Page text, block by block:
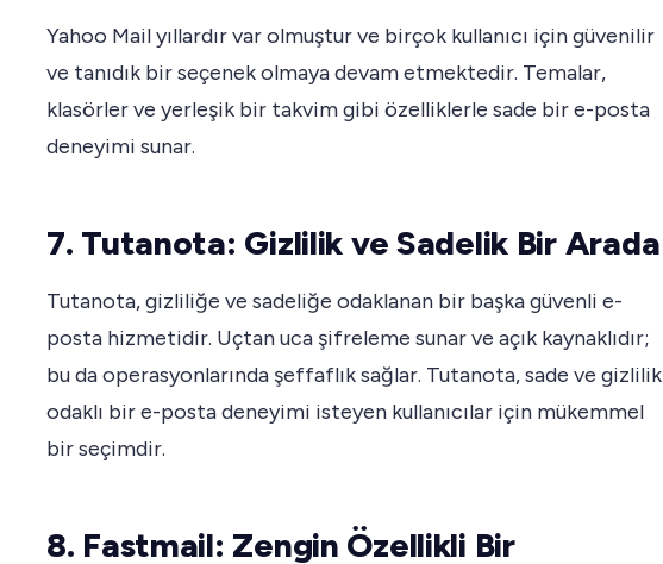
Yahoo Mail yıllardır var olmuştur ve birçok kullanıcı için güvenilir
ve tanıdık bir seçenek olmaya devam etmektedir. Temalar,
klasörler ve yerleşik bir takvim gibi özelliklerle sade bir e-posta
deneyimi sunar.
7. Tutanota: Gizlilik ve Sadelik Bir Arada
Tutanota, gizliliğe ve sadeliğe odaklanan bir başka güvenli e-
posta hizmetidir. Uçtan uca şifreleme sunar ve açık kaynaklıdır;
bu da operasyonlarında şeffaflık sağlar. Tutanota, sade ve gizlilik
odaklı bir e-posta deneyimi isteyen kullanıcılar için mükemmel
bir seçimdir.
8. Fastmail: Zengin Özellikli Bir